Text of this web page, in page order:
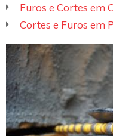
Furos e Cortes em
Cortes e Furos em